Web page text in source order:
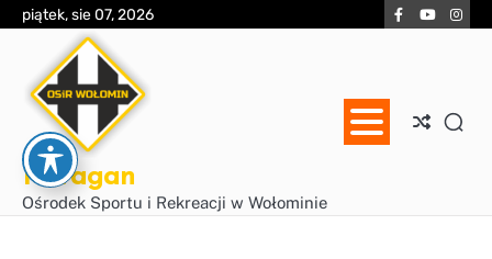
Skip
content
piątek, sie 07, 2026 Facebook
YouTube
Huragan
Ośrodek Sportu i Rekreacji w Wołominie